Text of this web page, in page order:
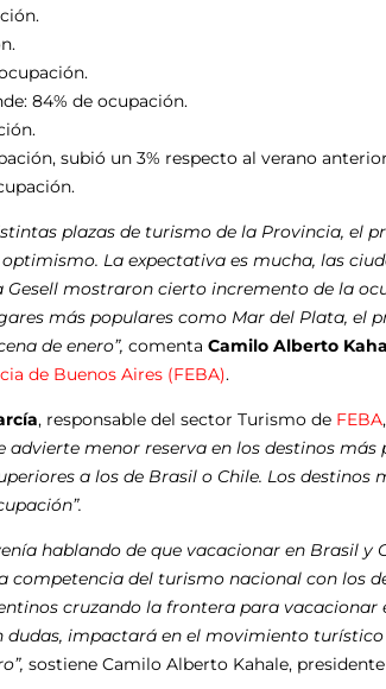
84% de ocupación.
subió un 3% respecto al verano
plazas de turismo de la Provincia, el
La expectativa es mucha, las
Gesell mostraron cierto incremento de la
más populares como Mar del Plata, el
de enero”, comenta Camilo Alberto
de Buenos Aires (FEBA).
, responsable del sector Turismo de FEBA
advierte menor reserva en los destinos
a los de Brasil o Chile. Los destinos
hablando de que vacacionar en Brasil
competencia del turismo nacional con los
cruzando la frontera para vacacionar
dudas, impactará en el movimiento
sostiene Camilo Alberto Kahale, presidente